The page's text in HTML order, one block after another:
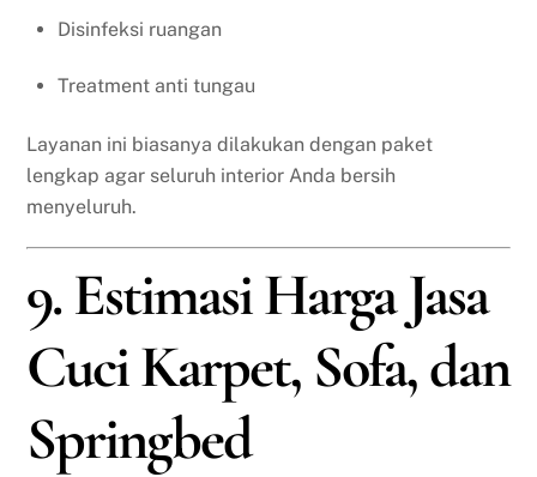
Disinfeksi ruangan
Treatment anti tungau
Layanan ini biasanya dilakukan dengan paket
lengkap agar seluruh interior Anda bersih
menyeluruh.
9. Estimasi Harga Jasa
Cuci Karpet, Sofa, dan
Springbed